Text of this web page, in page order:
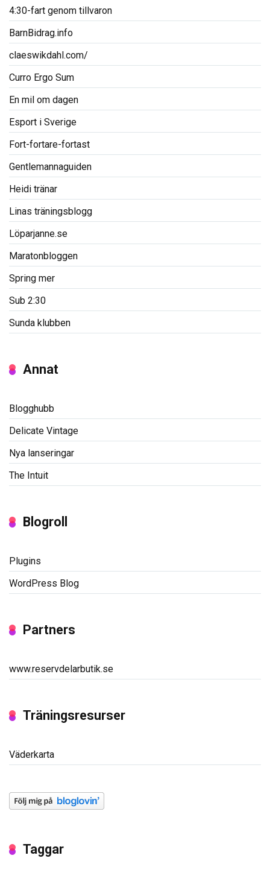
4:30-fart genom tillvaron
BarnBidrag.info
claeswikdahl.com/
Curro Ergo Sum
En mil om dagen
Esport i Sverige
Fort-fortare-fortast
Gentlemannaguiden
Heidi tränar
Linas träningsblogg
Löparjanne.se
Maratonbloggen
Spring mer
Sub 2:30
Sunda klubben
Annat
Blogghubb
Delicate Vintage
Nya lanseringar
The Intuit
Blogroll
Plugins
WordPress Blog
Partners
www.reservdelarbutik.se
Träningsresurser
Väderkarta
Taggar